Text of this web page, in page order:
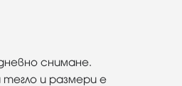
снимане.
и размери е